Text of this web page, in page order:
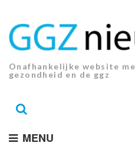
inhoud.
Onafhankelijke website
gezondheid en de ggz
MENU